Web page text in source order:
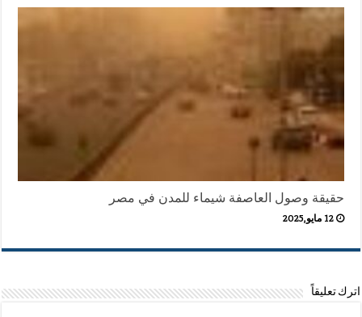
حقيقة وصول العاصفة شيماء للمدن في مصر
12 مايو,2025
اترك تعليقاً